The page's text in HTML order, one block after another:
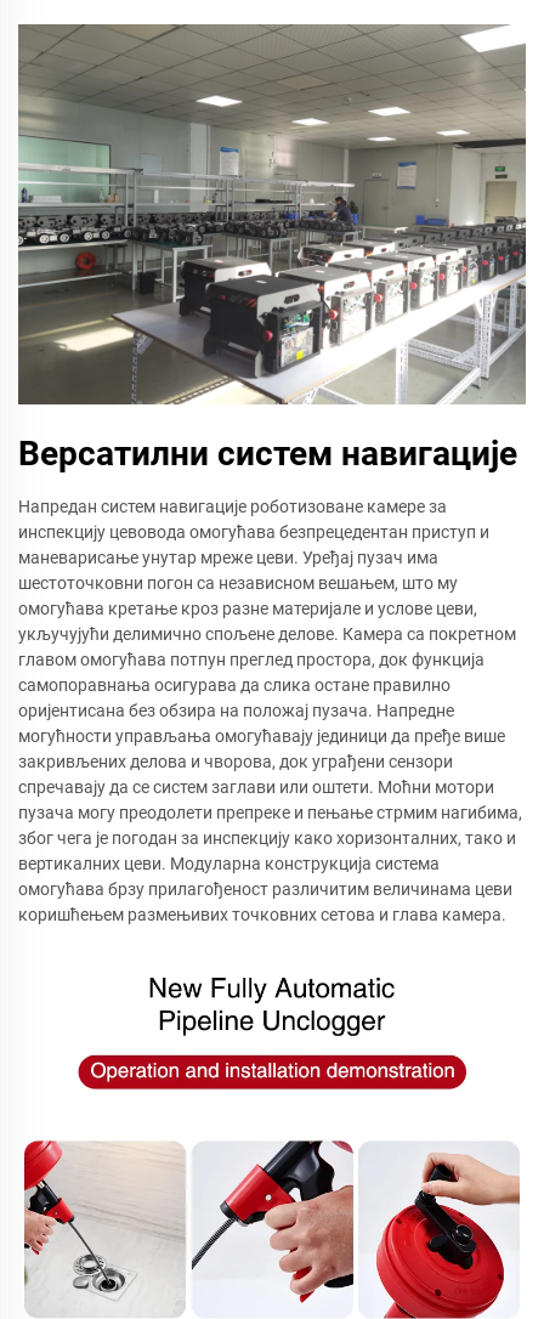
Версатилни систем навигације
Напредан систем навигације роботизоване камере за
инспекцију цевовода омогућава безпрецедентан приступ и
маневарисање унутар мреже цеви. Уређај пузач има
шестоточковни погон са независном вешањем, што му
омогућава кретање кроз разне материјале и услове цеви,
укључујући делимично спољене делове. Камера са покретном
главом омогућава потпун преглед простора, док функција
самопоравнања осигурава да слика остане правилно
оријентисана без обзира на положај пузача. Напредне
могућности управљања омогућавају јединици да пређе више
закривљених делова и чворова, док уграђени сензори
спречавају да се систем заглави или оштети. Моћни мотори
пузача могу преодолети препреке и пењање стрмим нагибима,
због чега је погодан за инспекцију како хоризонталних, тако и
вертикалних цеви. Модуларна конструкција система
омогућава брзу прилагођеност различитим величинама цеви
коришћењем размењивих точковних сетова и глава камера.